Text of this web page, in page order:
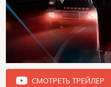
СМОТРЕТЬ ТРЕЙЛЕР